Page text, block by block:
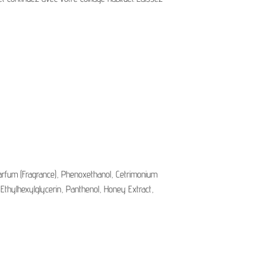
(Fragrance), Phenoxethanol, Cetrimonium
Panthenol, Honey Extract,